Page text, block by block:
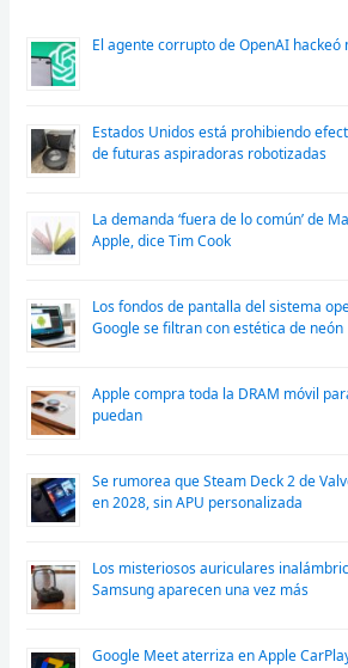
El agente corrupto de OpenAI
Estados Unidos está prohibiendo
de futuras aspiradoras robotizadas
La demanda ‘fuera de lo común’ de
Apple, dice Tim Cook
Los fondos de pantalla del sistema
Google se filtran con estética de neón
Apple compra toda la DRAM móvil
puedan
Se rumorea que Steam Deck 2 de
en 2028, sin APU personalizada
Los misteriosos auriculares
Samsung aparecen una vez más
Google Meet aterriza en Apple